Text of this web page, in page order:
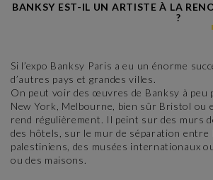
BANKSY EST-IL UN ARTISTE À LA
?
Si l’expo Banksy Paris a eu un énorme
d’autres pays et grandes villes.
On peut voir des œuvres de Banksy à peu
New York, Melbourne, bien sûr Bristol ou
rend régulièrement. Il peint sur des murs
des hôtels, sur le mur de séparation
palestiniens, des musées internationaux
ou des maisons.